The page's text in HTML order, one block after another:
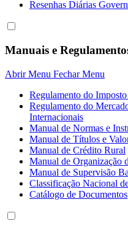
Resenhas Diárias
Manuais e
Abrir Menu Fechar Menu
Regulamento do
Regulamento do
Internacionais
Manual de Normas e
Manual de Títulos e
Manual de Crédito Rural
Manual de Organização
Manual de Supervisão
Classificação Nacional
Catálogo de Documentos